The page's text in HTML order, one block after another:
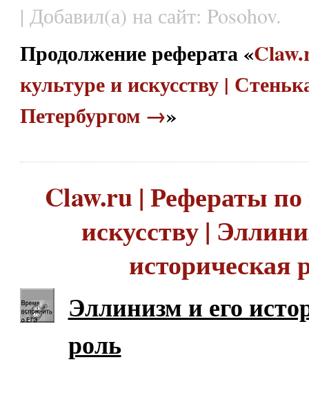
| Добавил(а) на сайт: Posohov.
Продолжение реферата «
культуре и искусству |
Петербургом →»
Claw.ru | Рефераты по
искусству |
историческая
Эллинизм и его
роль